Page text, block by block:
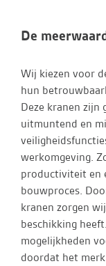
De
Wij kiezen voor
hun
Deze kranen zijn
uitmuntend en
werkomgeving.
productiviteit en
bouwproces.
kranen zorgen
beschikking
mogelijkheden
doordat het